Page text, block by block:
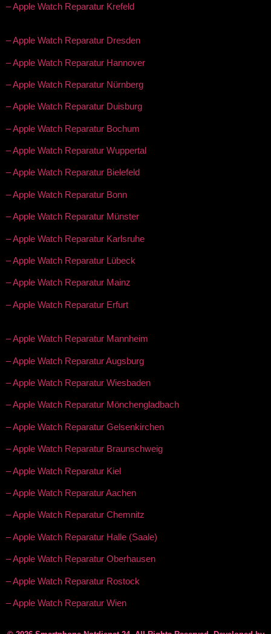
– Apple Watch Reparatur Krefeld
– Apple Watch Reparatur Dresden
– Apple Watch Reparatur Hannover
– Apple Watch Reparatur Nürnberg
– Apple Watch Reparatur Duisburg
– Apple Watch Reparatur Bochum
– Apple Watch Reparatur Wuppertal
– Apple Watch Reparatur Bielefeld
– Apple Watch Reparatur Bonn
– Apple Watch Reparatur Münster
– Apple Watch Reparatur Karlsruhe
– Apple Watch Reparatur Lübeck
– Apple Watch Reparatur Mainz
– Apple Watch Reparatur Erfurt
– Apple Watch Reparatur Mannheim
– Apple Watch Reparatur Augsburg
– Apple Watch Reparatur Wiesbaden
– Apple Watch Reparatur Mönchengladbach
– Apple Watch Reparatur Gelsenkirchen
– Apple Watch Reparatur Braunschweig
– Apple Watch Reparatur Kiel
– Apple Watch Reparatur Aachen
– Apple Watch Reparatur Chemnitz
– Apple Watch Reparatur Halle (Saale)
– Apple Watch Reparatur Oberhausen
– Apple Watch Reparatur Rostock
– Apple Watch Reparatur Wien